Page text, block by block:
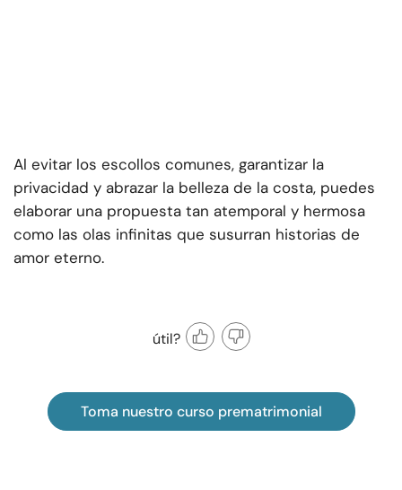
Al evitar los escollos comunes, garantizar la
privacidad y abrazar la belleza de la costa, puedes
elaborar una propuesta tan atemporal y hermosa
como las olas infinitas que susurran historias de
amor eterno.
útil?
Toma nuestro curso prematrimonial